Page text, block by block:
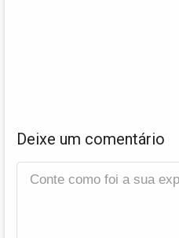
Deixe um comentário